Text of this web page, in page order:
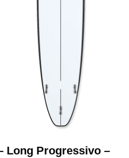
Long Progressivo –